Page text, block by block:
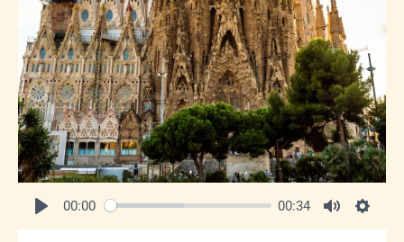
00:00 00:34